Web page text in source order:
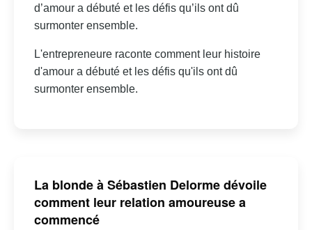
d’amour a débuté et les défis qu’ils ont dû
surmonter ensemble.
L'entrepreneure raconte comment leur histoire
d'amour a débuté et les défis qu'ils ont dû
surmonter ensemble.
La blonde à Sébastien Delorme dévoile
comment leur relation amoureuse a
commencé